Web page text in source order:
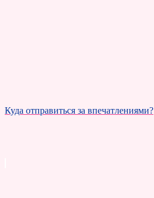
Куда отправиться за впечатлениями?